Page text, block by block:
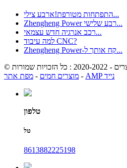
התפתחות מטורפת!ארבע צילי...
Zhengheng Power רבע שלישי...
רכב אנרגיה חדש עצמאי...
למה עיבוד CNC?
Zhengheng Power-קח אותך ל...
מוצרים חמים - מפת אתר - AMP נייד
טלפון
טל
8613882225198